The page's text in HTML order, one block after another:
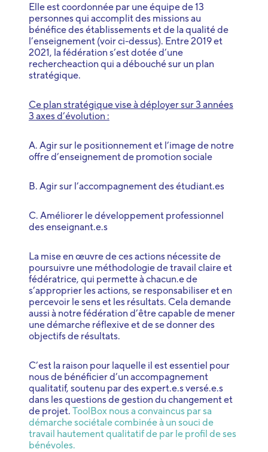
Elle est coordonnée par une équipe de 13
personnes qui accomplit des missions au
bénéfice des établissements et de la qualité de
l’enseignement (voir ci-dessus). Entre 2019 et
2021, la fédération s’est dotée d’une
rechercheaction qui a débouché sur un plan
stratégique.
Ce plan stratégique vise à déployer sur 3 années
3 axes d’évolution :
A. Agir sur le positionnement et l’image de notre
offre d’enseignement de promotion sociale
B. Agir sur l’accompagnement des étudiant.es
C. Améliorer le développement professionnel
des enseignant.e.s
La mise en œuvre de ces actions nécessite de
poursuivre une méthodologie de travail claire et
fédératrice, qui permette à chacun.e de
s’approprier les actions, se responsabiliser et en
percevoir le sens et les résultats. Cela demande
aussi à notre fédération d’être capable de mener
une démarche réflexive et de se donner des
objectifs de résultats.
C’est la raison pour laquelle il est essentiel pour
nous de bénéficier d’un accompagnement
qualitatif, soutenu par des expert.e.s versé.e.s
dans les questions de gestion du changement et
de projet. ToolBox nous a convaincus par sa
démarche sociétale combinée à un souci de
travail hautement qualitatif de par le profil de ses
bénévoles.